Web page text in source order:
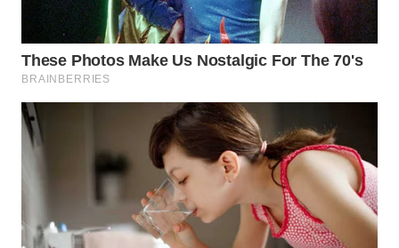
WN
BINJAI
WN
INDRAMAYU
KUNINGAN